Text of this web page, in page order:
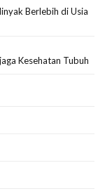
Berlebih di Usia
Kesehatan Tubuh